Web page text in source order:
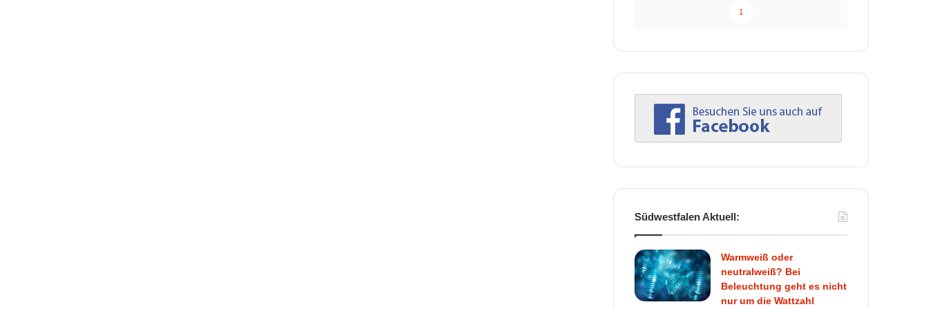
1
Südwestfalen Aktuell:
Warmweiß oder
neutralweiß? Bei
Beleuchtung geht es nicht
nur um die Wattzahl